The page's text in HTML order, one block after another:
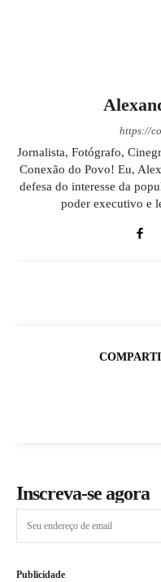
https://
Jornalista, Fotógrafo,
Conexão do Povo! Eu,
defesa do interesse da
poder executivo e
Inscreva-se agora
Publicidade